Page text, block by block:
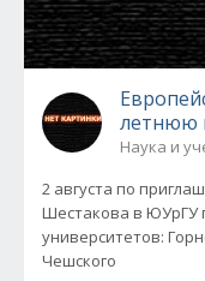
летнюю
Наука и
2 августа по
Шестакова в ЮУрГУ
университетов:
Чешского